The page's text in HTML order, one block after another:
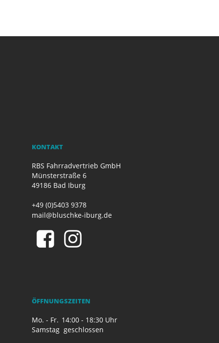
KONTAKT
RBS Fahrradvertrieb GmbH
Münsterstraße 6
49186 Bad Iburg
+49 (0)5403 9378
mail@bluschke-iburg.de
ÖFFNUNGSZEITEN
Mo. - Fr. 14:00 - 18:30 Uhr
Samstag geschlossen